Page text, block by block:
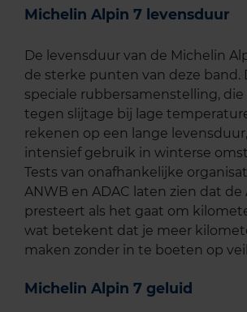
Michelin Alpin 7 levensduur
De levensduur van de Michelin
de sterke punten van deze band.
speciale rubbersamenstelling, die
tegen slijtage bij lage
rekenen op een lange
intensief gebruik in winterse
Tests van onafhankelijke
ANWB en ADAC laten zien dat de
presteert als het gaat om
wat betekent dat je meer
maken zonder in te boeten op
Michelin Alpin 7 geluid